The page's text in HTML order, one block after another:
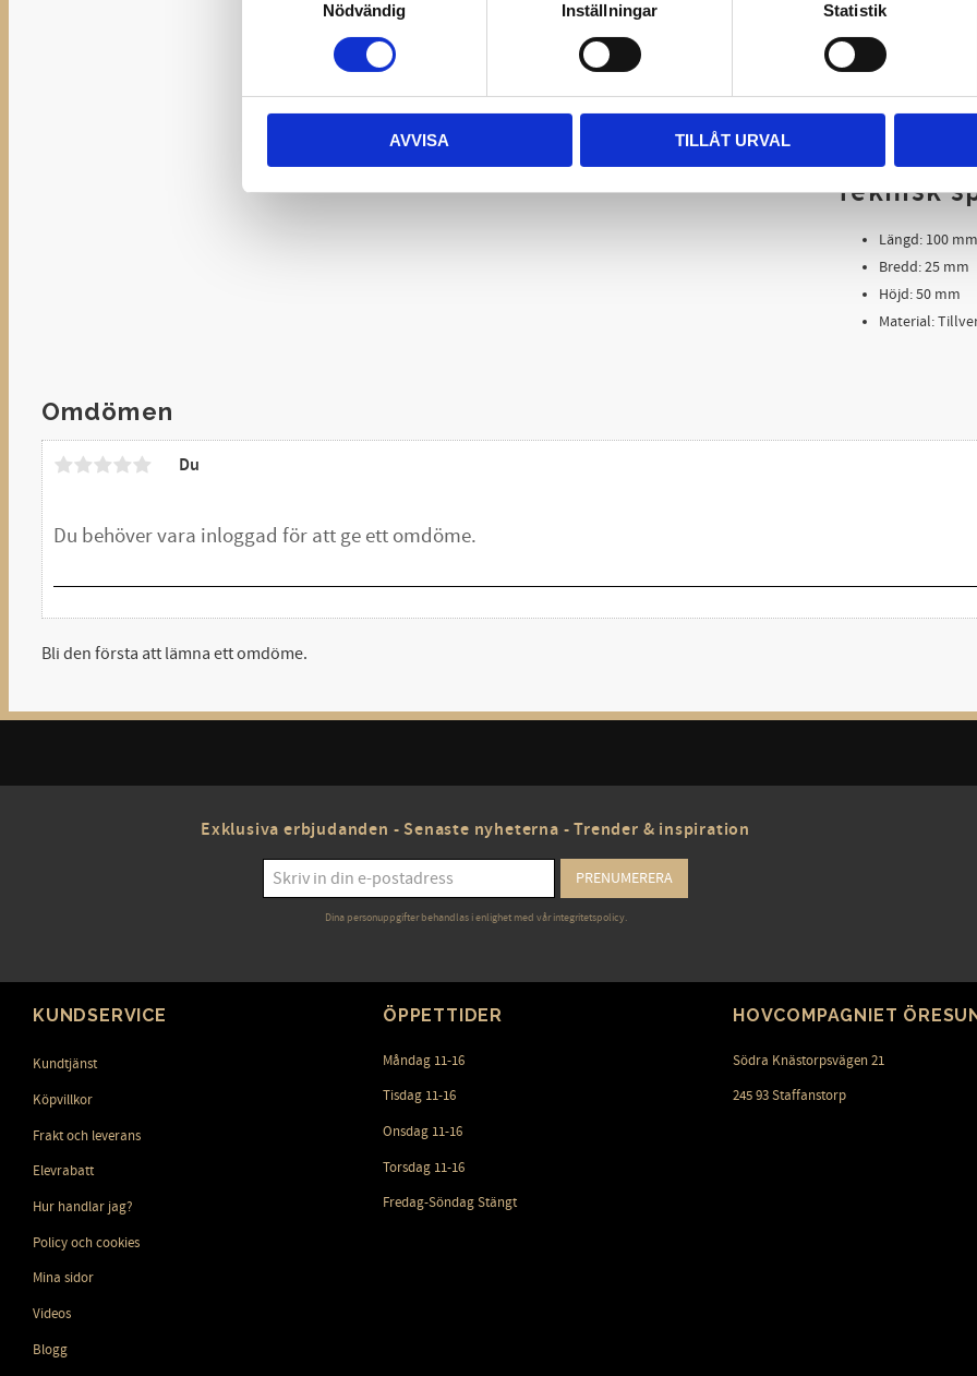
Nödvändig
Inställningar Statistik
AVVISA TILLÅT URVAL
Flexibel
Möjlighet till
Snabb och
Hög precision
Teknisk
Längd: 100 mm
Bredd: 25 mm
Höjd: 50 mm
Material:
Omdömen
Du
Bli den första att lämna ett omdöme.
Exklusiva erbjudanden - Senaste nyheterna - Trender & inspiration
PRENUMERERA
Dina personuppgifter behandlas i enlighet med vårintegritetspolicy.
KUNDSERVICE
Kundtjänst
Köpvillkor
Frakt och leverans
Elevrabatt
Hur handlar jag?
Policy och cookies
Mina sidor
Videos
Blogg
ÖPPETTIDER
Måndag 11-16
Tisdag 11-16
Onsdag 11-16
Torsdag 11-16
Fredag-Söndag Stängt
HOVCOMPAGNIET
Södra Knästorpsvägen 21
245 93 Staffanstorp